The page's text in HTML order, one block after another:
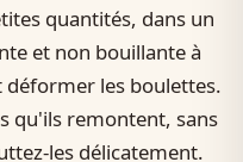
quantités, dans un
et non bouillante à
les boulettes.
qu'ils remontent, sans
les délicatement.